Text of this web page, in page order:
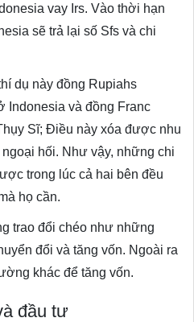
vay Irs. Vào thời hạn
sẽ trả lại số Sfs và chi
dụ này đồng Rupiahs
Indonesia và đồng Franc
Sĩ; Điều này xóa được nhu
hối. Như vậy, những chi
trong lúc cả hai bên đều
họ cần.
trao đổi chéo như những
đổi và tăng vốn. Ngoài ra
khác để tăng vốn.
đầu tư